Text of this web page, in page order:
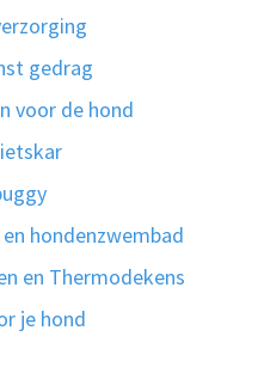
gedrag
voor de hond
hondenzwembad
en Thermodekens
je hond